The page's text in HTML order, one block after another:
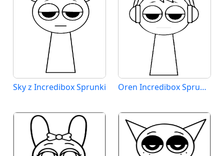
Sky z Incredibox Sprunki Oren Incredibox Sprunki